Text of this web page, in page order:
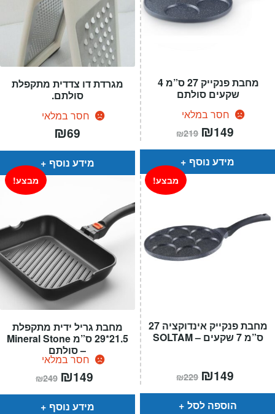
מגרדת דו צדדית מתקפלת
סולתם.
חסר במלאי
₪69
מידע נוסף
מחבת פנקייק 27 ס”מ 4
שקעים סולתם
חסר במלאי
₪219 המחיר
המקורי
היה:
₪219.
₪149
הוא:
מידע נוסף
מחבת גריל ידית מתקפלת
21.5*29 ס”מ Mineral Stone
– סולתם
חסר במלאי
מבצע!
₪249 המחיר
המקורי
היה:
₪249.
₪149
הוא:
מידע נוסף
מחבת פנקייק אינדוקציה 27
ס”מ 7 שקעים – SOLTAM
מבצע!
₪229 המחיר
המקורי
היה:
₪229.
₪149
הוא:
הוספה לסל